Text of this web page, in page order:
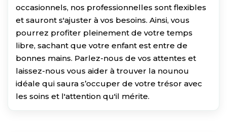
occasionnels, nos professionnelles sont flexibles
et sauront s'ajuster à vos besoins. Ainsi, vous
pourrez profiter pleinement de votre temps
libre, sachant que votre enfant est entre de
bonnes mains. Parlez-nous de vos attentes et
laissez-nous vous aider à trouver la nounou
idéale qui saura s’occuper de votre trésor avec
les soins et l'attention qu'il mérite.